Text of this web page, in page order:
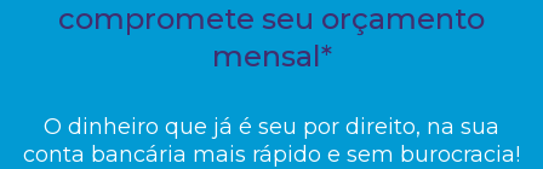
compromete seu orçamento
mensal*
O dinheiro que já é seu por direito, na sua
conta bancária mais rápido e sem burocracia!